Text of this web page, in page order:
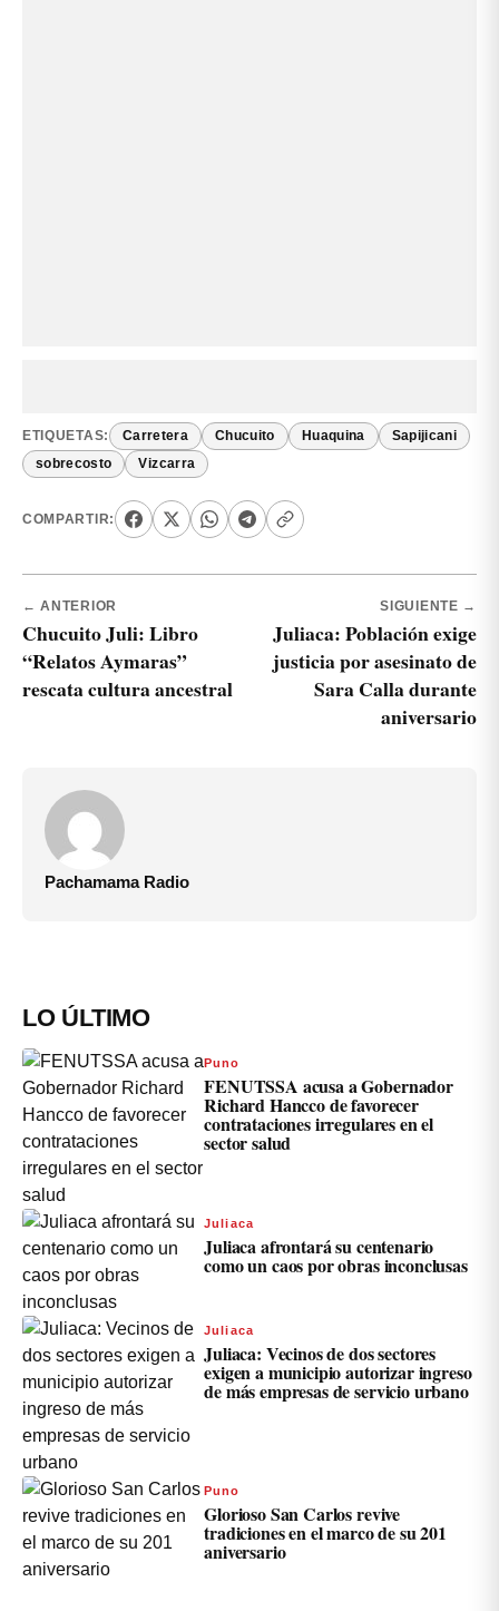
ETIQUETAS: Carretera Chucuito Huaquina Sapijicani
sobrecosto Vizcarra
COMPARTIR:
← ANTERIOR
Chucuito Juli: Libro
“Relatos Aymaras”
rescata cultura ancestral
SIGUIENTE →
Juliaca: Población exige
justicia por asesinato de
Sara Calla durante
aniversario
Pachamama Radio
LO ÚLTIMO
Puno
FENUTSSA acusa a Gobernador
Richard Hancco de favorecer
contrataciones irregulares en el
sector salud
Juliaca
Juliaca afrontará su centenario
como un caos por obras inconclusas
Juliaca
Juliaca: Vecinos de dos sectores
exigen a municipio autorizar ingreso
de más empresas de servicio urbano
Puno
Glorioso San Carlos revive
tradiciones en el marco de su 201
aniversario